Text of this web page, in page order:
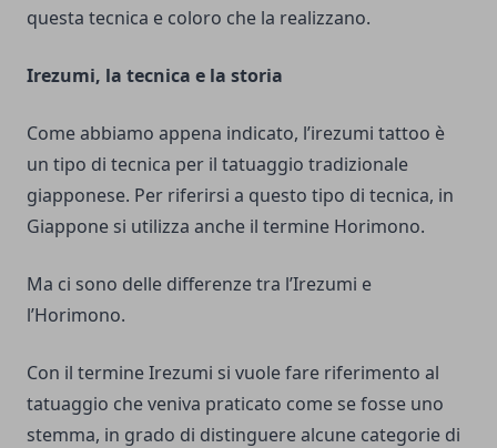
questa tecnica e coloro che la realizzano.
Irezumi, la tecnica e la storia
Come abbiamo appena indicato, l’irezumi tattoo è
un tipo di tecnica per il tatuaggio tradizionale
giapponese. Per riferirsi a questo tipo di tecnica, in
Giappone si utilizza anche il termine Horimono.
Ma ci sono delle differenze tra l’Irezumi e
l’Horimono.
Con il termine Irezumi si vuole fare riferimento al
tatuaggio che veniva praticato come se fosse uno
stemma, in grado di distinguere alcune categorie di